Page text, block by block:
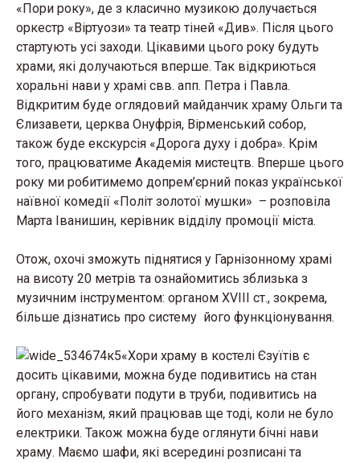
«Пори року», де з класично музикою долучається
оркестр «Віртуози» та театр тіней «Див». Після цього
стартують усі заходи. Цікавими цього року будуть
храми, які долучаються вперше. Так відкриються
хоральні нави у храмі свв. апп. Петра і Павла.
Відкритим буде оглядовий майданчик храму Ольги та
Єлизавети, церква Онуфрія, Вірменський собор,
також буде екскурсія «Дорога духу і добра». Крім
того, працюватиме Академія мистецтв. Вперше цього
року ми робитимемо допрем’єрний показ української
наївної комедії «Політ золотої мушки» – розповіла
Марта Іванишин, керівник відділу промоції міста.
Отож, охочі зможуть піднятися у Гарнізонному храмі
на висоту 20 метрів та ознайомитись зблизька з
музичним інструментом: органом XVIII ст., зокрема,
більше дізнатись про систему його функціонування.
«Хори храму в костелі Єзуїтів є
досить цікавими, можна буде подивитись на стан
органу, спробувати подути в труби, подивитись на
його механізм, який працював ще тоді, коли не було
електрики. Також можна буде оглянути бічні нави
храму. Маємо шафи, які всередині розписані та